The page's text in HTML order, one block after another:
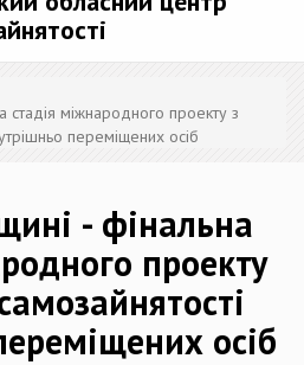
міжнародного проекту з
переміщених осіб
- фінальна
проекту
осіб